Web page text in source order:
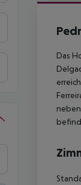
Das